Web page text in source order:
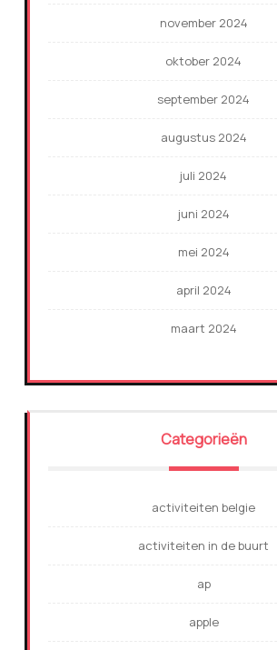
november 2024
oktober 2024
september 2024
augustus 2024
juli 2024
juni 2024
mei 2024
april 2024
maart 2024
Categorieën
activiteiten belgie
activiteiten in de buurt
ap
apple